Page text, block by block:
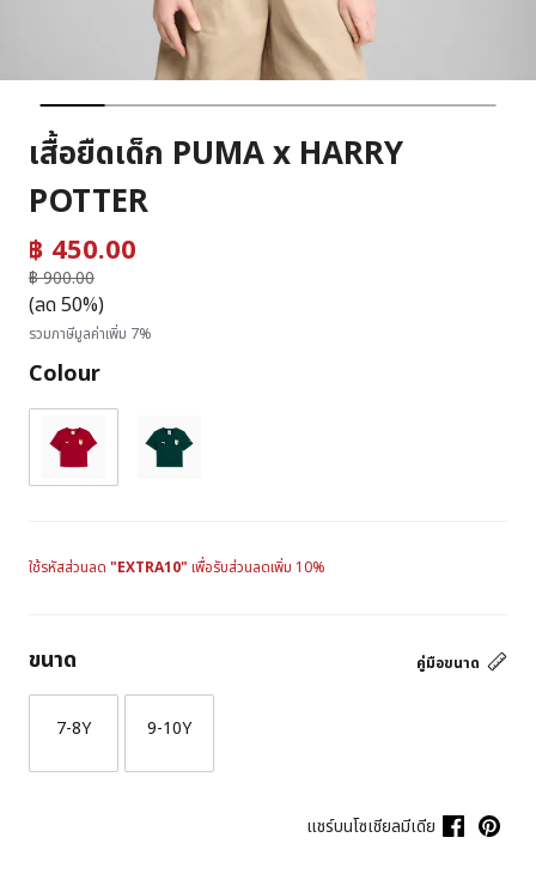
เสื้อยืดเด็ก PUMA x HARRY
POTTER
฿ 450.00
฿ 900.00
ถึง
(ลด 50%)
รวมภาษีมูลค่าเพิ่ม 7%
Colour
ใช้รหัสส่วนลด "EXTRA10" เพื่อรับส่วนลดเพิ่ม 10%
คู่มือขนาด
ขนาด
7-8Y 9-10Y
แชร์บนโซเชียลมีเดีย